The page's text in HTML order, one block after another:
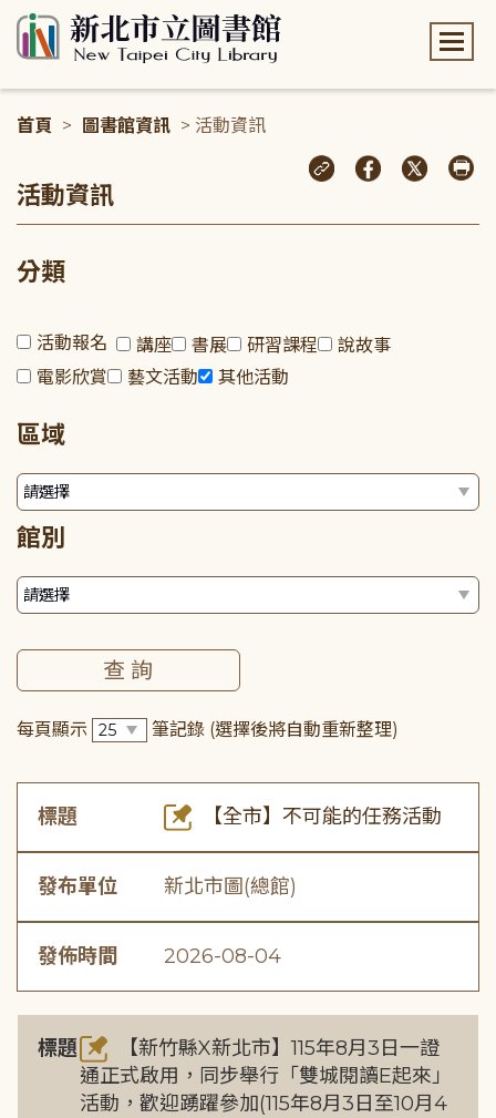
首頁 > 圖書館資訊 > 活動資訊
活動資訊
分類
活動報名 講座 書展 研習課程
說故事
電影欣賞
藝文活動 其他活動
區域
館別
每頁顯示 筆記錄 (選擇後將自動重新整理)
標題 【全市】不可能的任務活動
發布單位 新北市圖(總館)
發佈時間 2026-08-04
標題
【新竹縣X新北市】115年8月3日一證
通正式啟用，同步舉行「雙城閱讀E起來」
活動，歡迎踴躍參加(115年8月3日至10月4